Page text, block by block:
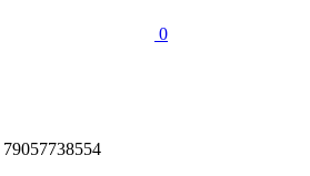
0
79057738554